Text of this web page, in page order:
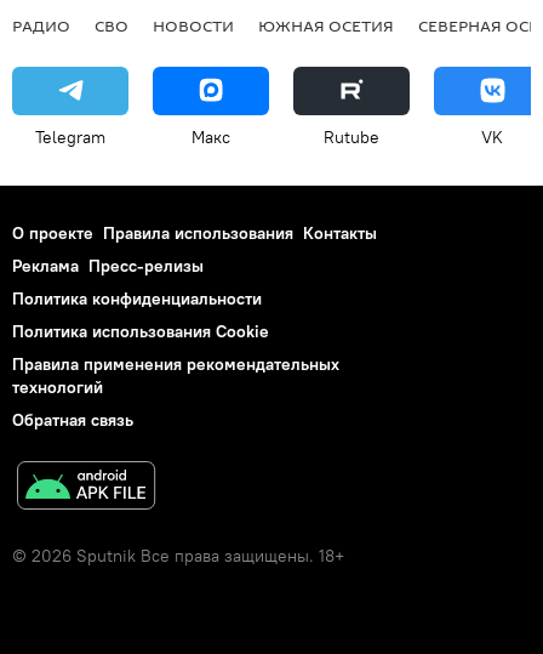
РАДИО СВО НОВОСТИ ЮЖНАЯ ОСЕТИЯ СЕВЕРНАЯ
Telegram Макс Rutube VK
О проекте Правила использования Контакты
Реклама Пресс-релизы
Политика конфиденциальности
Политика использования Cookie
Правила применения рекомендательных
технологий
Обратная связь
© 2026 Sputnik Все права защищены. 18+